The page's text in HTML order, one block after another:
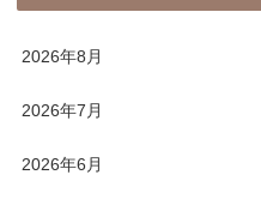
2026年8月
2026年7月
2026年6月